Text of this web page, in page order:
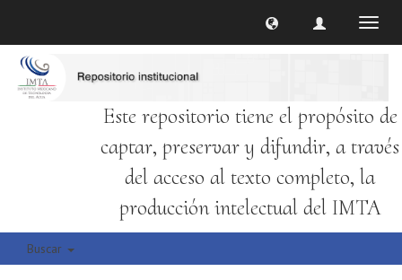
Este repositorio tiene el propósito de
captar, preservar y difundir, a través
del acceso al texto completo, la
producción intelectual del IMTA
Buscar